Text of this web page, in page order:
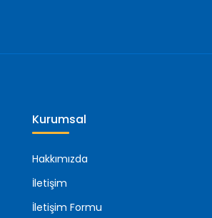
Kurumsal
Hakkımızda
İletişim
İletişim Formu